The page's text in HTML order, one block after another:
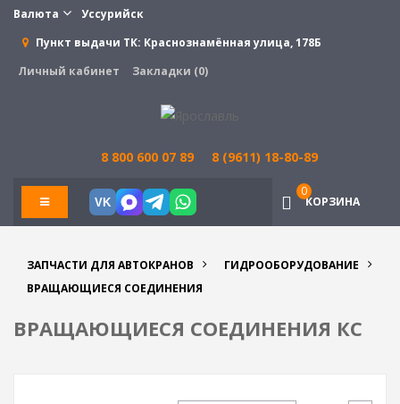
Валюта
Уссурийск
Пункт выдачи ТК: Краснознамённая улица, 178Б
Личный кабинет
Закладки (0)
8 800 600 07 89 8 (9611) 18-80-89
VK КОРЗИНА
0
ЗАПЧАСТИ ДЛЯ АВТОКРАНОВ
ГИДРООБОРУДОВАНИЕ
ВРАЩАЮЩИЕСЯ СОЕДИНЕНИЯ
ВРАЩАЮЩИЕСЯ СОЕДИНЕНИЯ КС